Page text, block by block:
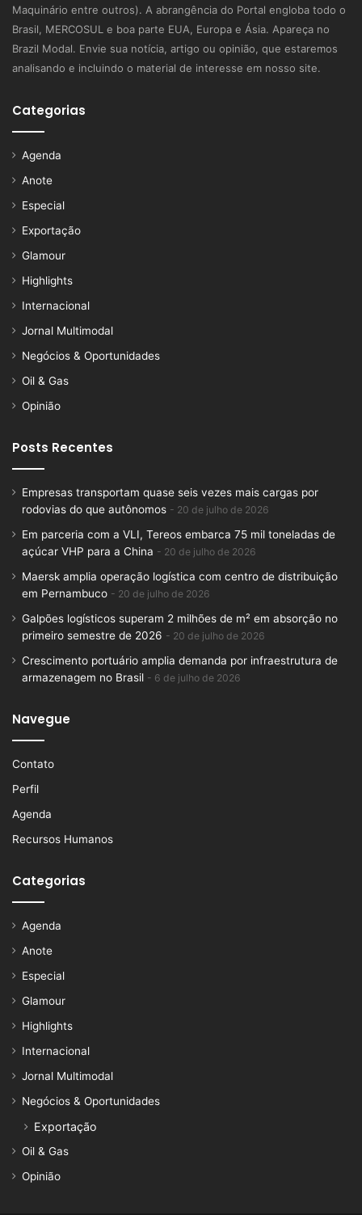
Maquinário entre outros). A abrangência do Portal engloba todo o
Brasil, MERCOSUL e boa parte EUA, Europa e Ásia. Apareça no
Brazil Modal. Envie sua notícia, artigo ou opinião, que estaremos
analisando e incluindo o material de interesse em nosso site.
Categorias
Agenda
Anote
Especial
Exportação
Glamour
Highlights
Internacional
Jornal Multimodal
Negócios & Oportunidades
Oil & Gas
Opinião
Posts Recentes
Empresas transportam quase seis vezes mais cargas por
rodovias do que autônomos
20 de julho de 2026
Em parceria com a VLI, Tereos embarca 75 mil toneladas de
açúcar VHP para a China
20 de julho de 2026
Maersk amplia operação logística com centro de distribuição
em Pernambuco
20 de julho de 2026
Galpões logísticos superam 2 milhões de m² em absorção no
primeiro semestre de 2026
20 de julho de 2026
Crescimento portuário amplia demanda por infraestrutura de
armazenagem no Brasil
6 de julho de 2026
Navegue
Contato
Perfil
Agenda
Recursos Humanos
Categorias
Agenda
Anote
Especial
Glamour
Highlights
Internacional
Jornal Multimodal
Negócios & Oportunidades
Exportação
Oil & Gas
Opinião